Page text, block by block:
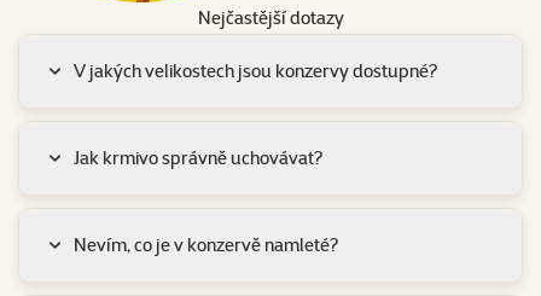
Nejčastější dotazy
V jakých velikostech jsou konzervy dostupné?
Jak krmivo správně uchovávat?
Nevím, co je v konzervě namleté?